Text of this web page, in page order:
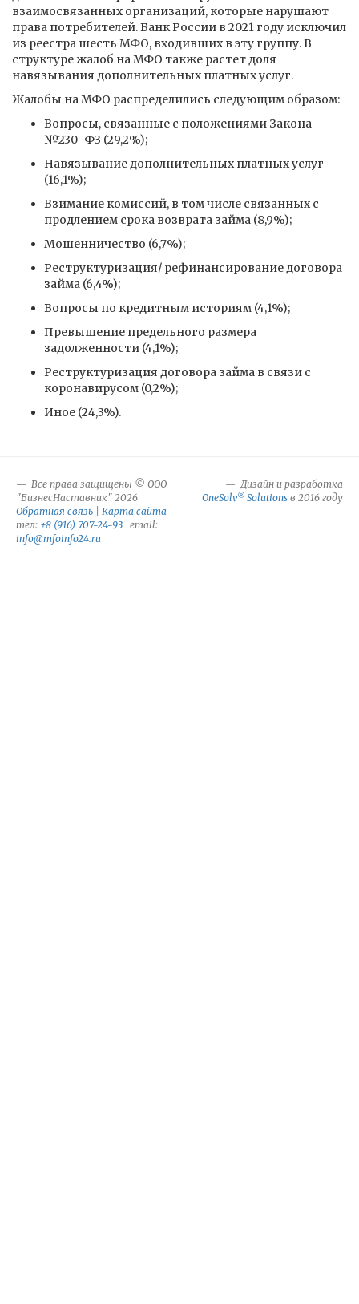
взаимосвязанных организаций, которые нарушают
права потребителей. Банк России в 2021 году исключил
из реестра шесть МФО, входивших в эту группу. В
структуре жалоб на МФО также растет доля
навязывания дополнительных платных услуг.
Жалобы на МФО распределились следующим образом:
Вопросы, связанные с положениями Закона
№230-ФЗ (29,2%);
Навязывание дополнительных платных услуг
(16,1%);
Взимание комиссий, в том числе связанных с
продлением срока возврата займа (8,9%);
Мошенничество (6,7%);
Реструктуризация/ рефинансирование договора
займа (6,4%);
Вопросы по кредитным историям (4,1%);
Превышение предельного размера
задолженности (4,1%);
Реструктуризация договора займа в связи с
коронавирусом (0,2%);
Иное (24,3%).
Все права защищены © ООО
"БизнесНаставник" 2026
Обратная связь
Карта сайта
тел: +8 (916) 707-24-93 email:
info@mfoinfo24.ru
Дизайн и разработка
OneSolv® Solutions в 2016 году